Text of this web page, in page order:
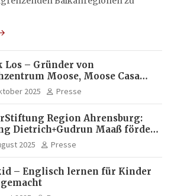
Los – Gründer von
Moose, Moose Casa
Apartamento Brasil |
Experte für Bildung
2025 Presse
Region Ahrensburg:
Dietrich+Gudrun Maaß fördert
von Frauen
2025 Presse
– Englisch lernen für Kinder